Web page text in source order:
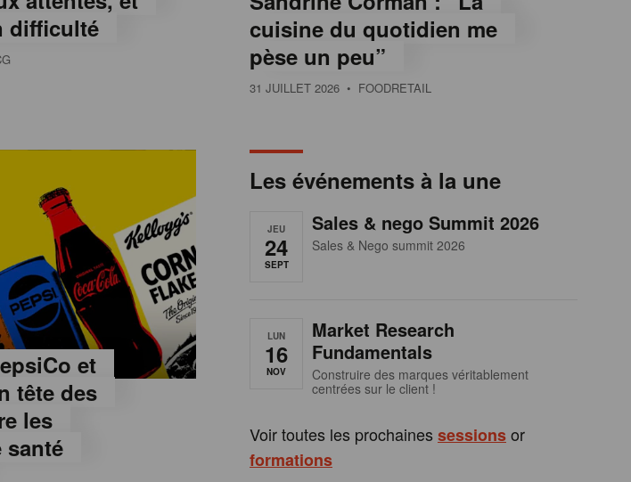
difficulté
cuisine du quotidien me
pèse un peu”
31 JUILLET 2026 • FOODRETAIL
et
tête des
les
Les événements à la une
JEU
24
SEPT
Sales & nego Summit 2026
Sales & Nego summit 2026
LUN
16
NOV
Market Research
Fundamentals
Construire des marques véritablement
centrées sur le client !
Voir toutes les prochaines sessionsor
formations